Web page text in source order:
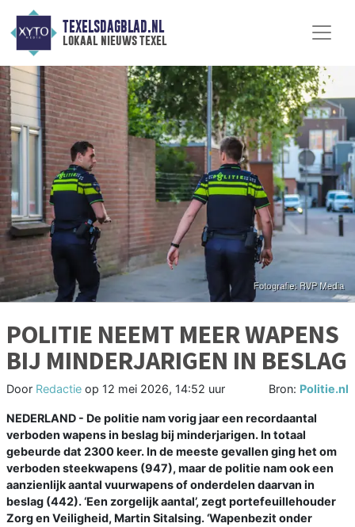
TEXELSDAGBLAD.NL
lokaal nieuws texel
POLITIE NEEMT MEER WAPENS
BIJ MINDERJARIGEN IN BESLAG
Door Redactie op 12 mei 2026, 14:52 uur Bron: Politie.nl
NEDERLAND - De politie nam vorig jaar een recordaantal
verboden wapens in beslag bij minderjarigen. In totaal
gebeurde dat 2300 keer. In de meeste gevallen ging het om
verboden steekwapens (947), maar de politie nam ook een
aanzienlijk aantal vuurwapens of onderdelen daarvan in
beslag (442). ‘Een zorgelijk aantal’, zegt portefeuillehouder
Zorg en Veiligheid, Martin Sitalsing. ‘Wapenbezit onder